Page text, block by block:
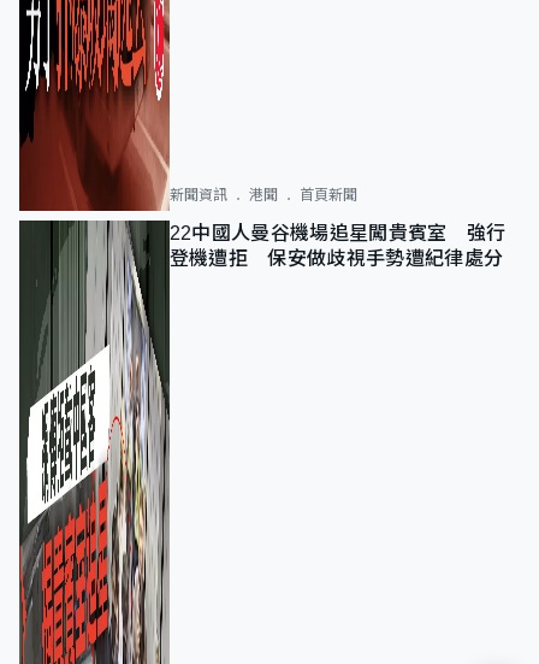
新聞資訊 港聞 首頁新聞
22中國人曼谷機場追星闖貴賓室 強行
登機遭拒 保安做歧視手勢遭紀律處分